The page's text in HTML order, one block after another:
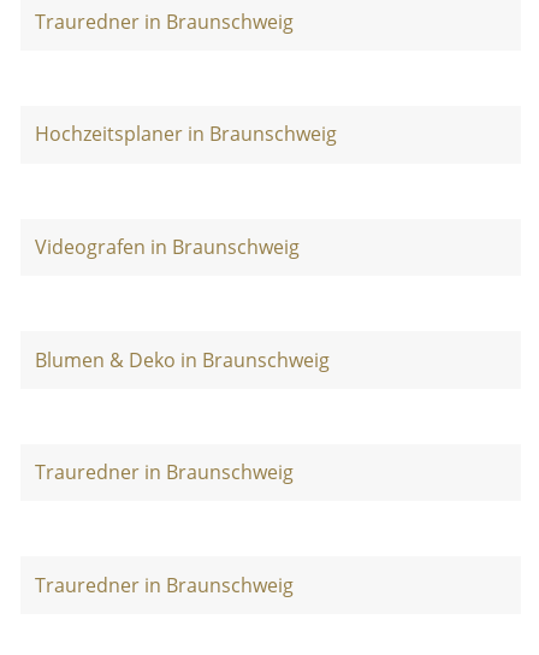
Trauredner in Braunschweig
Hochzeitsplaner in Braunschweig
Videografen in Braunschweig
Blumen & Deko in Braunschweig
Trauredner in Braunschweig
Trauredner in Braunschweig